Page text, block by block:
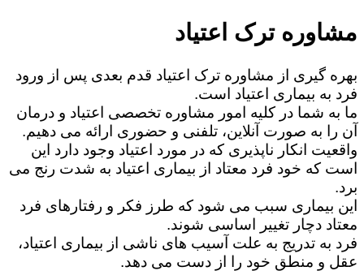
مشاوره ترک اعتیاد
بهره گیری از مشاوره ترک اعتیاد قدم بعدی پس از ورود
فرد به بیماری اعتیاد است.
ما به شما در کلیه امور مشاوره تخصصی اعتیاد و درمان
آن را به صورت آنلاین، تلفنی و حضوری ارائه می دهیم.
واقعیت انکار ناپذیری که در مورد اعتیاد وجود دارد این
است که خود فرد معتاد از بیماری اعتیاد به شدت رنج می
برد.
این بیماری سبب می شود که طرز فکر و رفتارهای فرد
معتاد دچار تغییر اساسی شوند.
فرد به تدریج به علت آسیب های ناشی از بیماری اعتیاد،
عقل و منطق خود را از دست می دهد.